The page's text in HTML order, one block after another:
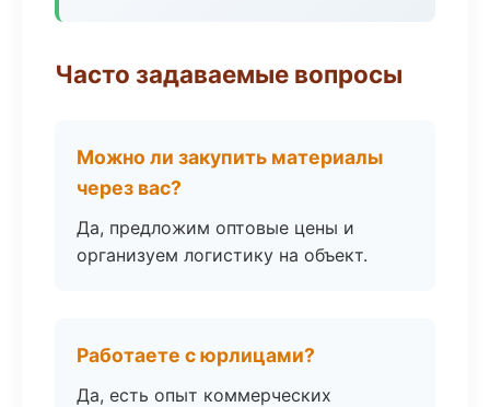
Часто задаваемые вопросы
Можно ли закупить материалы
через вас?
Да, предложим оптовые цены и
организуем логистику на объект.
Работаете с юрлицами?
Да, есть опыт коммерческих